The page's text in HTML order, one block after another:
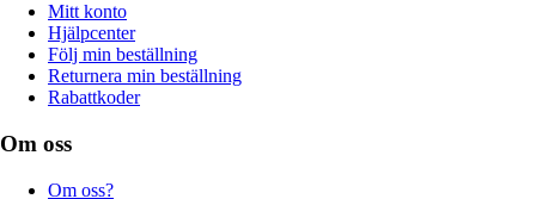
Mitt konto
Hjälpcenter
Följ min beställning
Returnera min beställning
Rabattkoder
Om oss
Om oss?